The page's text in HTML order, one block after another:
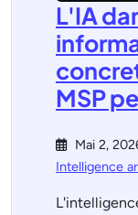
L'IA
MSP
Mai 2,
Intelligence